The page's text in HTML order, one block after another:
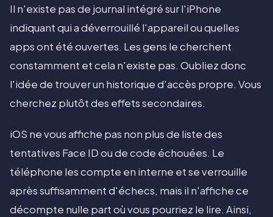
Il n'existe pas de journal intégré sur l'iPhone
indiquant qui a déverrouillé l'appareil ou quelles
apps ont été ouvertes. Les gens le cherchent
constamment et cela n'existe pas. Oubliez donc
l'idée de trouver un historique d'accès propre. Vous
cherchez plutôt des effets secondaires.
iOS ne vous affiche pas non plus de liste des
tentatives Face ID ou de code échouées. Le
téléphone les compte en interne et se verrouille
après suffisamment d'échecs, mais il n'affiche ce
décompte nulle part où vous pourriez le lire. Ainsi,